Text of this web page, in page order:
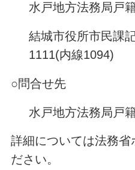
水戸地方法務局
結城市役所市民課
1111(内線1094)
○問合せ先
水戸地方法務局戸
詳細については法務省
ださい。